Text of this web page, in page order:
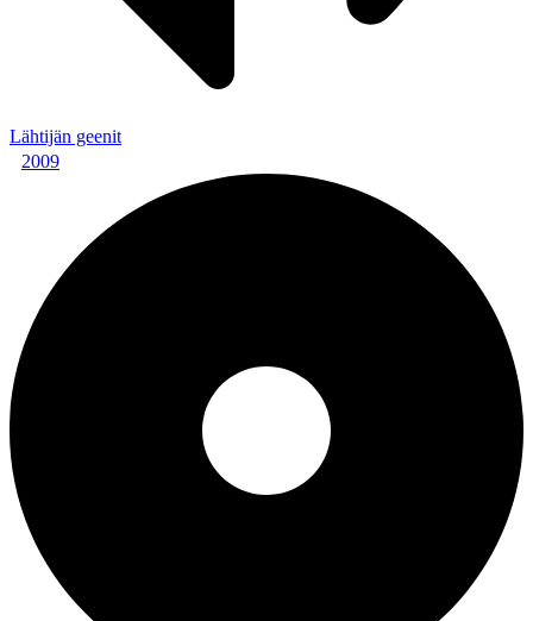
Lähtijän geenit
2009